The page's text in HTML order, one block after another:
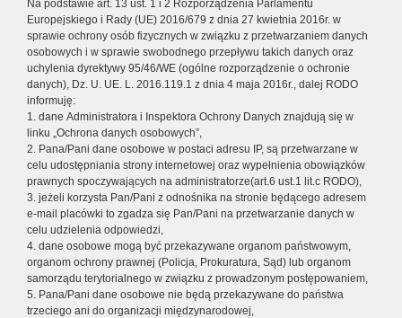
Na podstawie art. 13 ust. 1 i 2 Rozporządzenia Parlamentu
Europejskiego i Rady (UE) 2016/679 z dnia 27 kwietnia 2016r. w
sprawie ochrony osób fizycznych w związku z przetwarzaniem danych
osobowych i w sprawie swobodnego przepływu takich danych oraz
uchylenia dyrektywy 95/46/WE (ogólne rozporządzenie o ochronie
danych), Dz. U. UE. L. 2016.119.1 z dnia 4 maja 2016r., dalej RODO
informuję:
1. dane Administratora i Inspektora Ochrony Danych znajdują się w
linku „Ochrona danych osobowych”,
2. Pana/Pani dane osobowe w postaci adresu IP, są przetwarzane w
celu udostępniania strony internetowej oraz wypełnienia obowiązków
prawnych spoczywających na administratorze(art.6 ust.1 lit.c RODO),
3. jeżeli korzysta Pan/Pani z odnośnika na stronie będącego adresem
e-mail placówki to zgadza się Pan/Pani na przetwarzanie danych w
celu udzielenia odpowiedzi,
4. dane osobowe mogą być przekazywane organom państwowym,
organom ochrony prawnej (Policja, Prokuratura, Sąd) lub organom
samorządu terytorialnego w związku z prowadzonym postępowaniem,
5. Pana/Pani dane osobowe nie będą przekazywane do państwa
trzeciego ani do organizacji międzynarodowej,